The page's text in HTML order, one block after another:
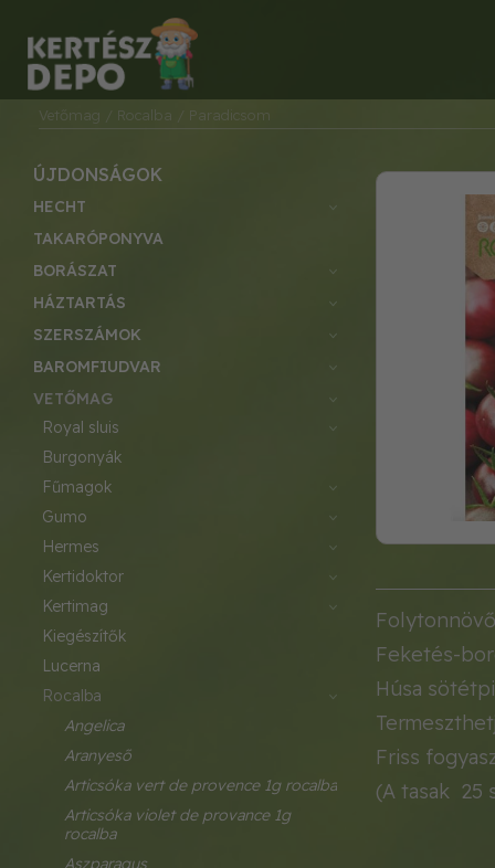
Vetőmag / Rocalba / Paradicsom
Feketés-
Húsa
Friss
(A tasak 25
ÚJDONSÁGOK
HECHT
TAKARÓPONYVA
BORÁSZAT
HÁZTARTÁS
SZERSZÁMOK
BAROMFIUDVAR
VETŐMAG
royal sluis
burgonyák
fűmagok
gumo
hermes
kertidoktor
kertimag
kiegészítők
lucerna
rocalba
angelica
aranyeső
articsóka vert de provence 1g rocalba
articsóka violet de provance 1g
rocalba
aszparagus